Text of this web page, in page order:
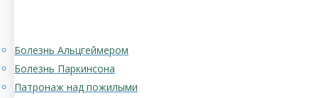
Болезнь Альцгеймером
Болезнь Паркинсона
Патронаж над пожилыми